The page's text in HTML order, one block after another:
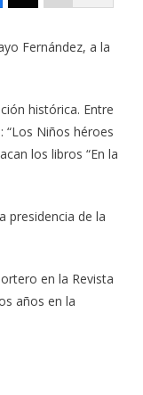
Fernández, a la
histórica. Entre
“Los Niños héroes
los libros “En la
presidencia de la
en la Revista
años en la